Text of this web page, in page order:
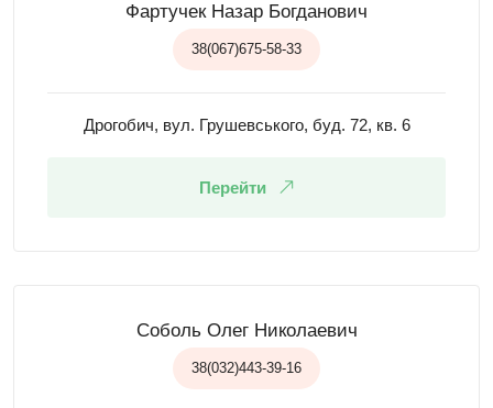
Фартучек Назар Богданович
38(067)675-58-33
Дрогобич, вул. Грушевського, буд. 72, кв. 6
Перейти
Соболь Олег Николаевич
38(032)443-39-16